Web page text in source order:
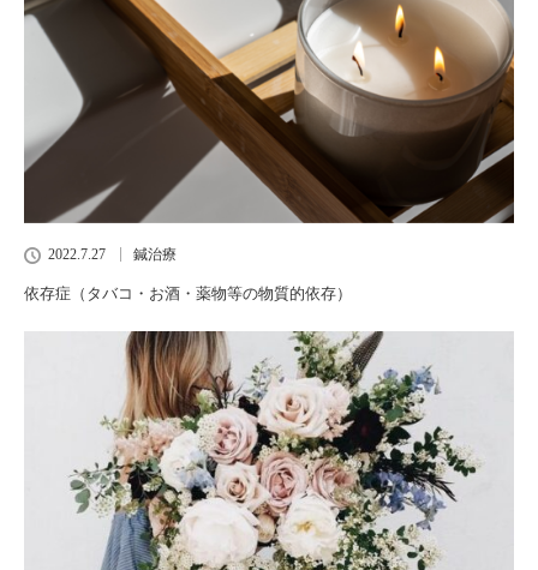
2022.7.27 鍼治療
依存症（タバコ・お酒・薬物等の物質的依存）